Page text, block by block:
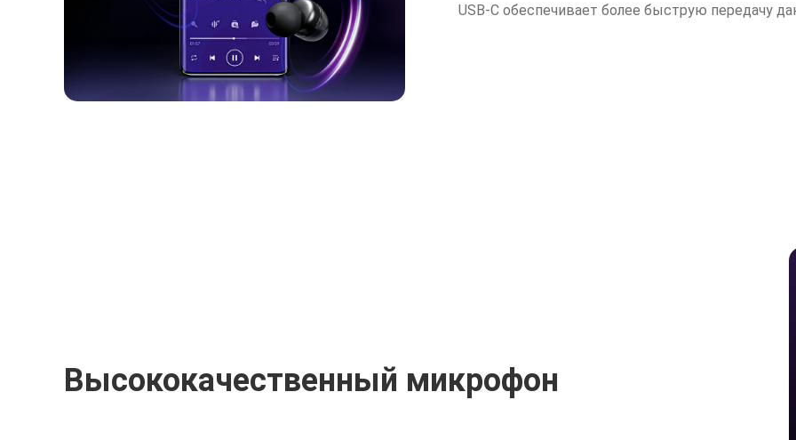
USB-C обеспечивает более быструю передачу
Высококачественный микрофон